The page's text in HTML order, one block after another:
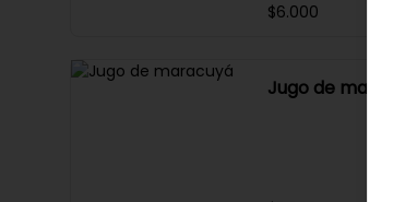
$6.000
Jugo de maracuyá